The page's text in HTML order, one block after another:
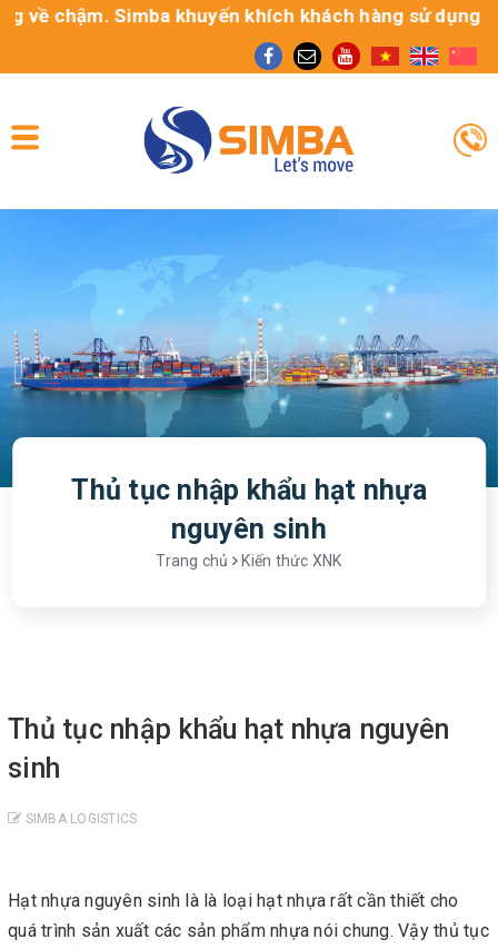
Simba khuyến khích khách hàng sử dụng
Thủ tục nhập khẩu hạt nhựa
nguyên sinh
Trang chủ Kiến thức XNK
Thủ tục nhập khẩu hạt nhựa nguyên
sinh
SIMBA LOGISTICS
Hạt nhựa nguyên sinh là là loại hạt nhựa rất cần thiết cho
quá trình sản xuất các sản phẩm nhựa nói chung. Vậy thủ tục